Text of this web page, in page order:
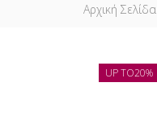
Αρχική Σελίδα
UP TO20%